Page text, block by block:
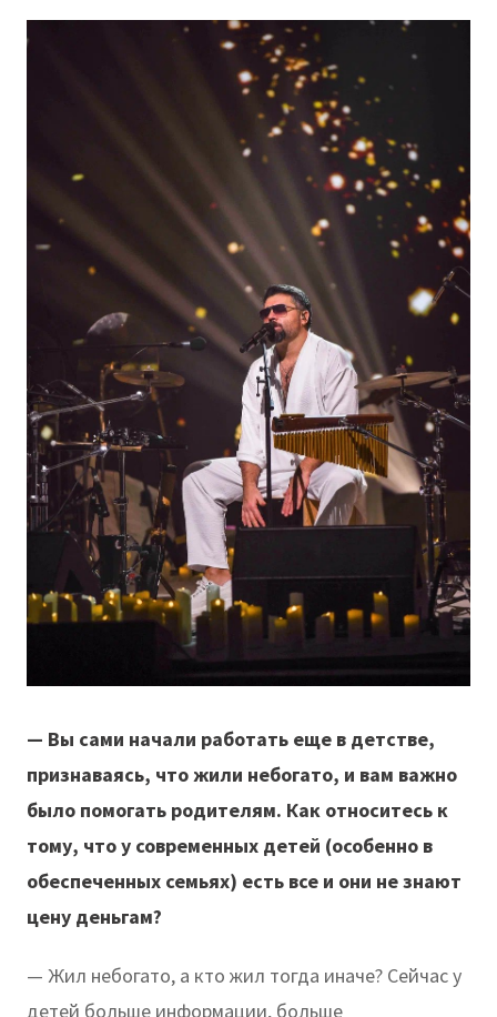
— Вы сами начали работать еще в детстве,
признаваясь, что жили небогато, и вам важно
было помогать родителям. Как относитесь к
тому, что у современных детей (особенно в
обеспеченных семьях) есть все и они не знают
цену деньгам?
— Жил небогато, а кто жил тогда иначе? Сейчас у
детей больше информации, больше